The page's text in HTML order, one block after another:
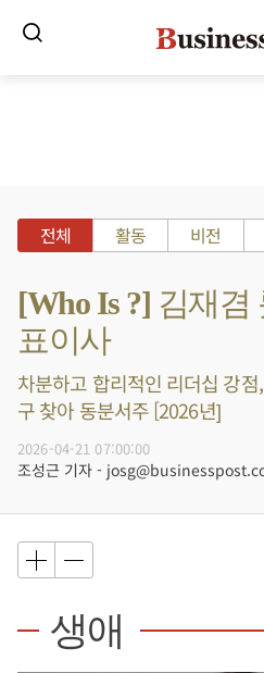
전체 활동 비전
[Who Is ?] 김재겸
표이사
차분하고 합리적인 리더십 강
구 찾아 동분서주 [2026년]
2026-04-21 07:00:00
조성근 기자 -
생애